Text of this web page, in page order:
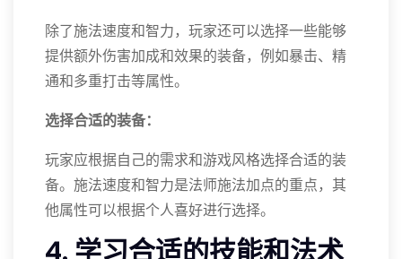
除了施法速度和智力，玩家还可以选择一些能够
提供额外伤害加成和效果的装备，例如暴击、精
通和多重打击等属性。
选择合适的装备：
玩家应根据自己的需求和游戏风格选择合适的装
备。施法速度和智力是法师施法加点的重点，其
他属性可以根据个人喜好进行选择。